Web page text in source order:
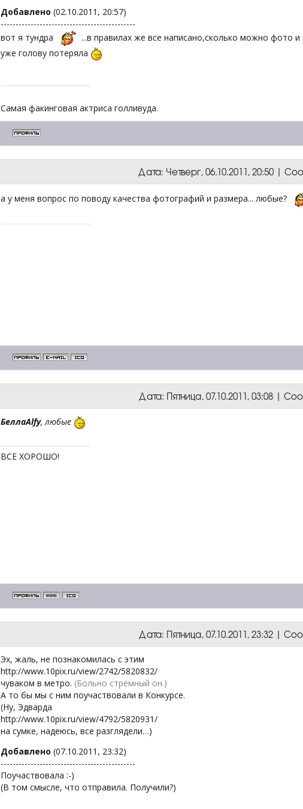
Добавлено (02.10.2011, 20:57)
---------------------------------------------
вот я тундра
...в правилах же все написано,сколько можно фото
уже голову потеряла
Самая факинговая актриса голливуда.
Дата: Четверг, 06.10.2011, 20:50 |
а у меня вопрос по поводу качества фотографий и размера... любые?
Дата: Пятница, 07.10.2011, 03:08 |
БеллаAlfy, любые
ВСЕ ХОРОШО!
Дата: Пятница, 07.10.2011, 23:32 |
Эх, жаль, не познакомилась с этим
http://www.10pix.ru/view/2742/5820832/
чуваком в метро. (Больно стрёмный он.)
А то бы мы с ним поучаствовали в Конкурсе.
(Ну, Эдварда
http://www.10pix.ru/view/4792/5820931/
на сумке, надеюсь, все разглядели…)
Добавлено (07.10.2011, 23:32)
---------------------------------------------
Поучаствовала :-)
(В том смысле, что отправила. Получили?)